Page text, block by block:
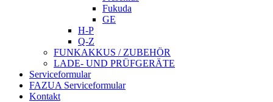
Fukuda
GE
H-P
Q-Z
FUNKAKKUS / ZUBEHÖR
LADE- UND PRÜFGERÄTE
Serviceformular
FAZUA Serviceformular
Kontakt